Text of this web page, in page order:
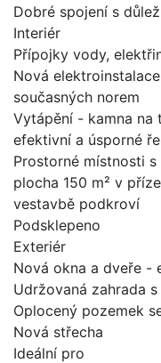
Dobré spojení s
Interiér
Přípojky vody,
Nová
současných norem
Vytápění - kamna na
efektivní a úsporné
Prostorné místnosti
plocha 150 m² v
vestavbě podkroví
Podsklepeno
Exteriér
Nová okna a dveře -
Udržovaná zahrada
Oplocený pozemek
Nová střecha
Ideální pro